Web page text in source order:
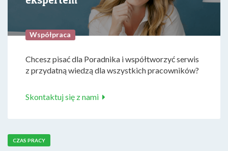
Współpraca
Chcesz pisać dla Poradnika i współtworzyć serwis
z przydatną wiedzą dla wszystkich pracowników?
Skontaktuj się z nami
CZAS PRACY